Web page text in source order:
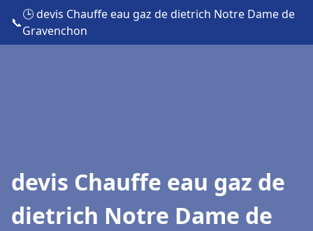
📞
🕒 devis Chauffe eau gaz de dietrich Notre Dame de
Gravenchon
devis Chauffe eau gaz de
dietrich Notre Dame de